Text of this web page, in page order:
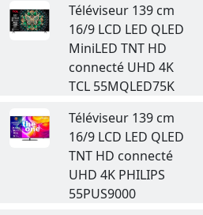
Téléviseur 139 cm
16/9 LCD LED QLED
MiniLED TNT HD
connecté UHD 4K
TCL 55MQLED75K
Téléviseur 139 cm
16/9 LCD LED QLED
TNT HD connecté
UHD 4K PHILIPS
55PUS9000